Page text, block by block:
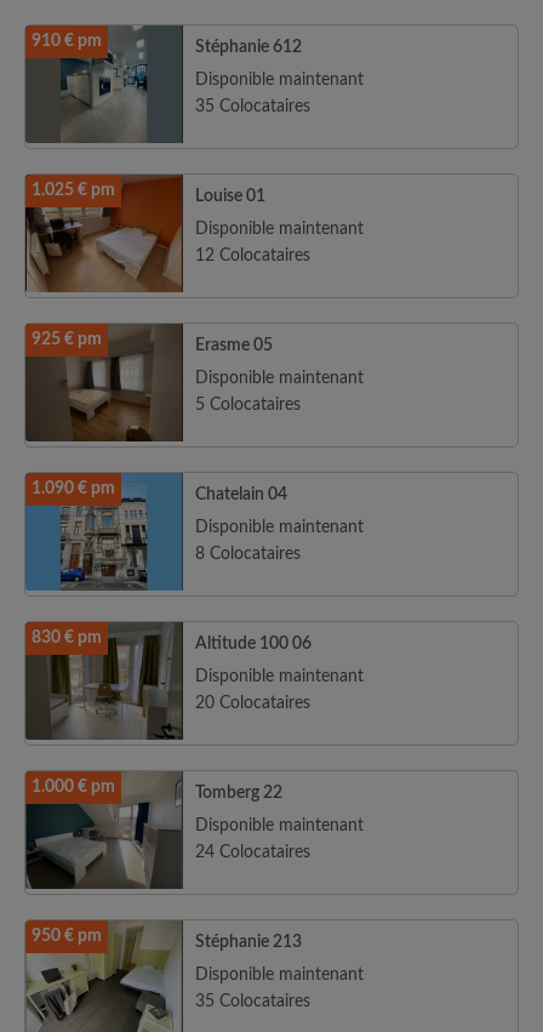
910 € pm
Stéphanie 612
Disponible maintenant
35 Colocataires
1.025 € pm
Louise 01
Disponible maintenant
12 Colocataires
925 € pm
Erasme 05
Disponible maintenant
5 Colocataires
1.090 € pm
Chatelain 04
Disponible maintenant
8 Colocataires
830 € pm
Altitude 100 06
Disponible maintenant
20 Colocataires
1.000 € pm
Tomberg 22
Disponible maintenant
24 Colocataires
950 € pm
Stéphanie 213
Disponible maintenant
35 Colocataires